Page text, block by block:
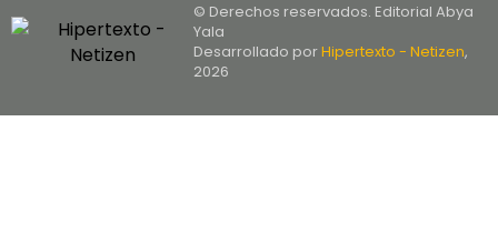
© Derechos reservados. Editorial Abya
Yala
Desarrollado porHipertexto - Netizen,
2026